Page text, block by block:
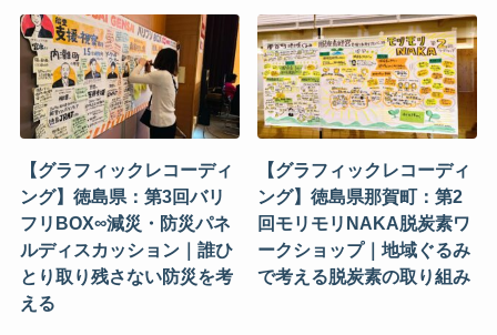
【グラフィックレコーディ
ング】徳島県：第3回バリ
フリBOX∞減災・防災パネ
ルディスカッション｜誰ひ
とり取り残さない防災を考
える
【グラフィックレコーディ
ング】徳島県那賀町：第2
回モリモリNAKA脱炭素ワ
ークショップ｜地域ぐるみ
で考える脱炭素の取り組み